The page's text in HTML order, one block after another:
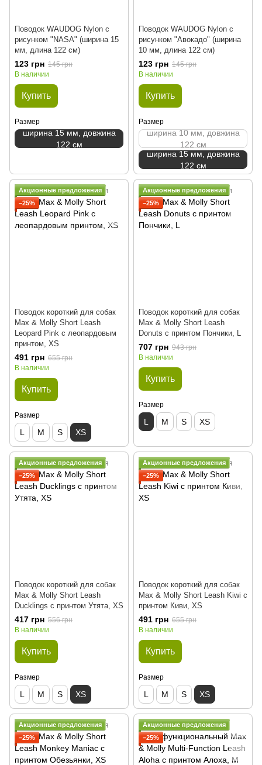
Поводок WAUDOG Nylon с
рисунком "NASA" (ширина 15
мм, длина 122 см)
123 грн 145 грн
В наличии
Купить
Размер
ширина 15 мм, довжина
122 см
Поводок WAUDOG Nylon с
рисунком "Авокадо" (ширина
10 мм, длина 122 см)
123 грн 145 грн
В наличии
Купить
Размер
ширина 10 мм, довжина
122 см
ширина 15 мм, довжина
122 см
Акционные предложения
−25%
Поводок короткий для собак
Max & Molly Short Leash
Leopard Pink с леопардовым
принтом, XS
491 грн 655 грн
В наличии
Купить
Размер
L M S XS
Акционные предложения
−25%
Поводок короткий для собак
Max & Molly Short Leash
Donuts с принтом Пончики, L
707 грн 943 грн
В наличии
Купить
Размер
L M S XS
Акционные предложения
−25%
Поводок короткий для собак
Max & Molly Short Leash
Ducklings с принтом Утята, XS
417 грн 556 грн
В наличии
Купить
Размер
L M S XS
Акционные предложения
−25%
Поводок короткий для собак
Max & Molly Short Leash Kiwi с
принтом Киви, XS
491 грн 655 грн
В наличии
Купить
Размер
L M S XS
Акционные предложения
−25%
Акционные предложения
−25%